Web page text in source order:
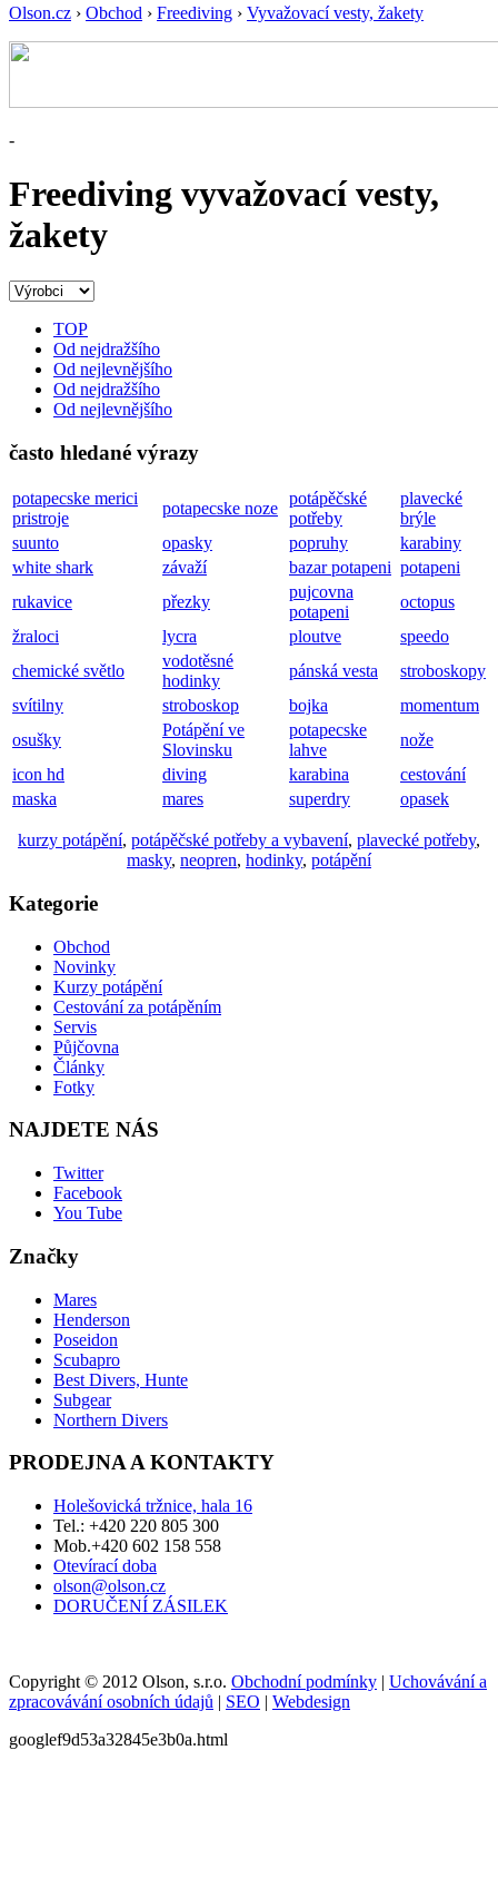
Olson.cz › Obchod › Freediving › Vyvažovací vesty, žakety
-
Freediving vyvažovací vesty,
žakety
TOP
Od nejdražšího
Od nejlevnějšího
Od nejdražšího
Od nejlevnějšího
často hledané výrazy
potapecske merici
pristroje
potapecske noze
potápěčské
potřeby
plavecké
brýle
suunto
opasky popruhy
karabiny
white shark
závaží bazar potapeni potapeni
rukavice
přezky
pujcovna
potapeni
octopus
žraloci
lycra ploutve
speedo
chemické světlo
vodotěsné
hodinky
pánská vesta
stroboskopy
svítilny
stroboskop bojka
momentum
osušky
Potápění ve
Slovinsku
potapecske
lahve
nože
icon hd
diving karabina
cestování
maska
mares superdry opasek
kurzy potápění, potápěčské potřeby a vybavení, plavecké potřeby,
masky, neopren, hodinky, potápění
Kategorie
Obchod
Novinky
Kurzy potápění
Cestování za potápěním
Servis
Půjčovna
Články
Fotky
NAJDETE NÁS
Twitter
Facebook
You Tube
Značky
Mares
Henderson
Poseidon
Scubapro
Best Divers, Hunte
Subgear
Northern Divers
PRODEJNA A KONTAKTY
Holešovická tržnice, hala 16
Tel.: +420 220 805 300
Mob.+420 602 158 558
Otevírací doba
olson@olson.cz
DORUČENÍ ZÁSILEK
Copyright © 2012 Olson, s.r.o. Obchodní podmínky | Uchovávání a
zpracovávání osobních údajů | SEO | Webdesign
googlef9d53a32845e3b0a.html